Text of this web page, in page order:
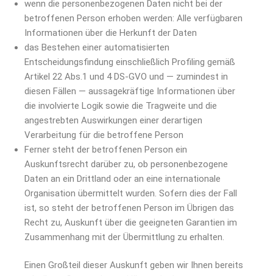
wenn die personenbezogenen Daten nicht bei der
betroffenen Person erhoben werden: Alle verfügbaren
Informationen über die Herkunft der Daten
das Bestehen einer automatisierten
Entscheidungsfindung einschließlich Profiling gemäß
Artikel 22 Abs.1 und 4 DS-GVO und — zumindest in
diesen Fällen — aussagekräftige Informationen über
die involvierte Logik sowie die Tragweite und die
angestrebten Auswirkungen einer derartigen
Verarbeitung für die betroffene Person
Ferner steht der betroffenen Person ein
Auskunftsrecht darüber zu, ob personenbezogene
Daten an ein Drittland oder an eine internationale
Organisation übermittelt wurden. Sofern dies der Fall
ist, so steht der betroffenen Person im Übrigen das
Recht zu, Auskunft über die geeigneten Garantien im
Zusammenhang mit der Übermittlung zu erhalten.
Einen Großteil dieser Auskunft geben wir Ihnen bereits